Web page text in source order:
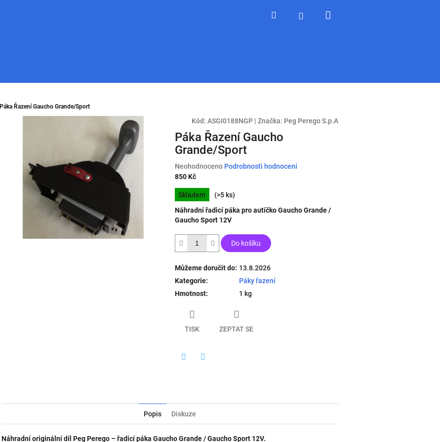
Hledat Přihlášení
Páka Řazení Gaucho Grande/Sport
Kód: ASGI0188NGP | Značka: Peg Perego S.p.A
Páka Řazení Gaucho
Grande/Sport
Průměrné
hodnocení
je
0,0
z
5
hvězdiček.
Neohodnoceno Podrobnosti hodnocení
850 Kč
Měrná
cena:
Skladem
(>5 ks)
Náhradní řadicí páka pro autíčko Gaucho Grande /
Gaucho Sport 12V
Do košíku
Můžeme doručit do: 13.8.2026
Kategorie:
Páky řazení
Hmotnost: 1 kg
TISK ZEPTAT SE
Popis Diskuze
Náhradní originální díl Peg Perego – řadicí páka Gaucho Grande / Gaucho Sport 12V.